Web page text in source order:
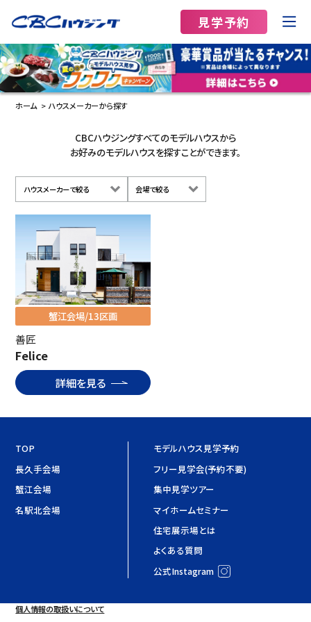
見学予約
ホーム ハウスメーカーから探す
CBCハウジングすべてのモデルハウスから
お好みのモデルハウスを探すことができます。
蟹江会場/13区画
善匠
Felice
詳細を見る
TOP
長久手会場
蟹江会場
名駅北会場
モデルハウス見学予約
フリー見学会(予約不要)
集中見学ツアー
マイホームセミナー
住宅展示場とは
よくある質問
公式Instagram
個人情報の取扱いについて